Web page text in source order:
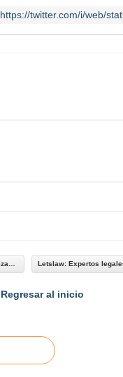
https://twitter.com/i/web/
Regresar al inicio